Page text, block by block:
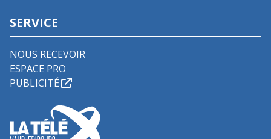
SERVICE
NOUS RECEVOIR
ESPACE PRO
PUBLICITÉ